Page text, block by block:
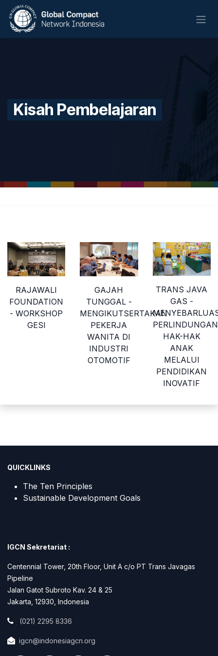
Skip to Content
Kisah Pembelajaran
RAJAWALI
FOUNDATION
- WORKSHOP
GESI
GAJAH
TUNGGAL -
MENGIKUTSERTAKAN
PEKERJA
WANITA DI
INDUSTRI
OTOMOTIF
TRANS JAVA
GAS -
PERLINDUNGAN
HAK-HAK
ANAK
MELALUI
PENDIDIKAN
INOVATIF
QUICKLINKS
The Ten Principles
Sustainable Development Goals
IGCN Sekretariat :
Centennial Tower, 20th Floor, Unit A c/o PT Trans Javagas
Pipeline
Jalan Gatot Subroto Kav. 24 & 25
Jakarta, 12930, Indonesia
(021) 2295 8336
igcn@indonesiagcn.org